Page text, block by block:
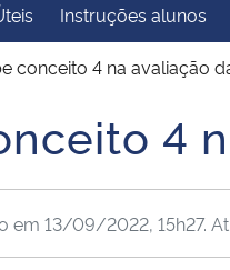
Ministério do
Desenvolvimento Regional
Advocacia-Geral da União
Instruções alunos
conceito 4 na avaliação
4
em 13/09/2022, 15h27.